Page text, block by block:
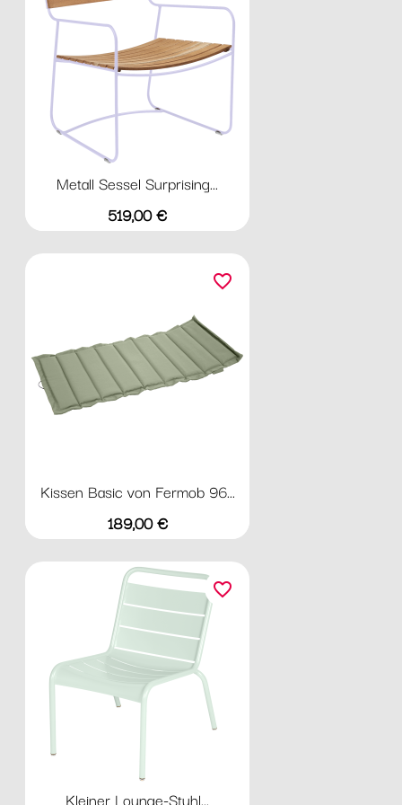
Metall Sessel Surprising...
Preis
519,00 €
Kissen Basic von Fermob 96...
Preis
189,00 €
favorite_border
Kleiner Lounge-Stuhl...
favorite_border